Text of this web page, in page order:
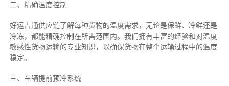
二、 精确温度控制
好运吉通供应链了解每种货物的温度需求，无论是保鲜、冷鲜还是
冷冻，都能精确控制在所需范围内。我们拥有丰富的经验和对温度
敏感性货物运输的专业知识，以确保货物在整个运输过程中的温度
稳定。
三、车辆提前预冷系统